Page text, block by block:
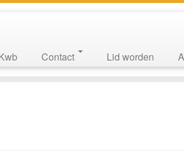
Contact Lid worden